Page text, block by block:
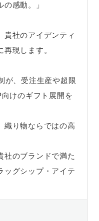
感動。」
貴社のアイデンティ
現します。
が、受注生産や超限
けのギフト展開を
織り物ならではの高
社のブランドで満た
ッグシップ・アイテ